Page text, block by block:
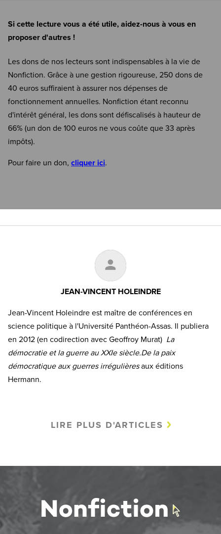
Si cette lecture vous a été utile, aidez-nous à vous en
proposer d'autres !
Les dons de nos lecteurs sont indispensables à la vie de
Nonfiction. Grâce à une gestion rigoureuse, 250 dons de
40 euros suffiraient à assurer nos dépenses de
fonctionnement annuelles. Nonfiction étant reconnu
d'intérêt général, les dons sont défiscalisés à hauteur de
66% (un don de 100 euros ne vous coûte que 33 après
impôts).
Pour faire un don, cliquer ici.
JEAN-VINCENT HOLEINDRE
Jean-Vincent Holeindre est maître de conférences en
science politique à l'Université Panthéon-Assas. Il publiera
en 2012 (en codirection avec Geoffroy Murat) La
démocratie et la guerre au XXIe siècle.De la paix
démocratique aux guerres irrégulièresaux éditions
Hermann.
LIRE PLUS D'ARTICLES